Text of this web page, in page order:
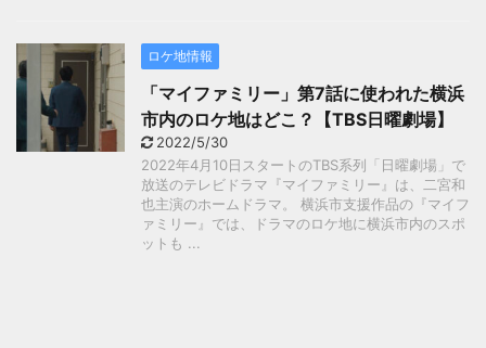
ロケ地情報
「マイファミリー」第7話に使われた横浜
市内のロケ地はどこ？【TBS日曜劇場】
2022/5/30
2022年4月10日スタートのTBS系列「日曜劇場」で
放送のテレビドラマ『マイファミリー』は、二宮和
也主演のホームドラマ。 横浜市支援作品の『マイフ
ァミリー』では、ドラマのロケ地に横浜市内のスポ
ットも ...